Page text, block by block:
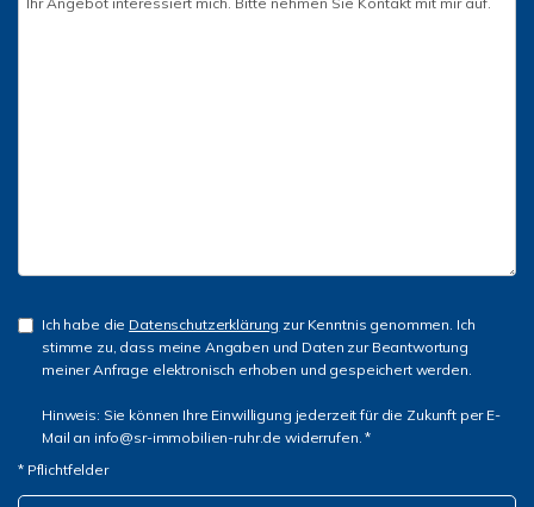
Ich habe die Datenschutzerklärung zur Kenntnis genommen. Ich
stimme zu, dass meine Angaben und Daten zur Beantwortung
meiner Anfrage elektronisch erhoben und gespeichert werden.
Hinweis: Sie können Ihre Einwilligung jederzeit für die Zukunft per E-
Mail an info@sr-immobilien-ruhr.de widerrufen. *
* Pflichtfelder